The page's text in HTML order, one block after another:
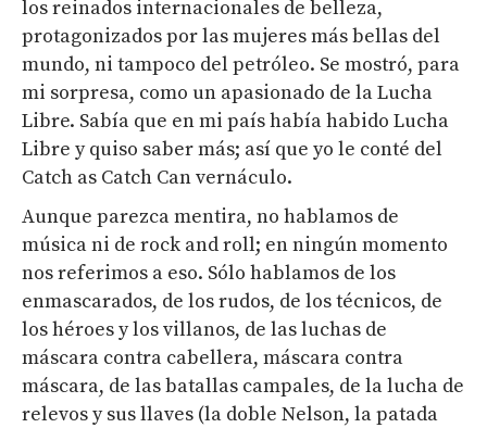
los reinados internacionales de belleza,
protagonizados por las mujeres más bellas del
mundo, ni tampoco del petróleo. Se mostró, para
mi sorpresa, como un apasionado de la Lucha
Libre. Sabía que en mi país había habido Lucha
Libre y quiso saber más; así que yo le conté del
Catch as Catch Can vernáculo.
Aunque parezca mentira, no hablamos de
música ni de rock and roll; en ningún momento
nos referimos a eso. Sólo hablamos de los
enmascarados, de los rudos, de los técnicos, de
los héroes y los villanos, de las luchas de
máscara contra cabellera, máscara contra
máscara, de las batallas campales, de la lucha de
relevos y sus llaves (la doble Nelson, la patada